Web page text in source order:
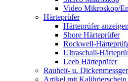
Video Mikroskop/
Härteprüfer
Härteprüfer anzeigen
Shore Härteprüfer
Rockwell-
Ultraschall-
Leeb Härteprüfer
Rauheit- u.
Artikel mit Kalibrierschein